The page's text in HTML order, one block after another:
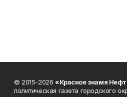
© 2015-2026 «Красное знамя
политическая газета городского